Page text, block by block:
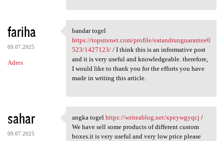
fariha
09.07.2025
Adres
bandar togel https:/
bandar togel
https://topsitenet.com/profile/eatandrunguarantee0
523/1427123// I think this is an informative post
and it is very useful and knowledgeable. therefore,
I would like to thank you for the efforts you have
made in writing this article.
sahar
09.07.2025
angka togel https:/
angka togel https://writeablog.net/xpeywgyqcj /
We have sell some products of different custom
boxes.it is very useful and very low price please